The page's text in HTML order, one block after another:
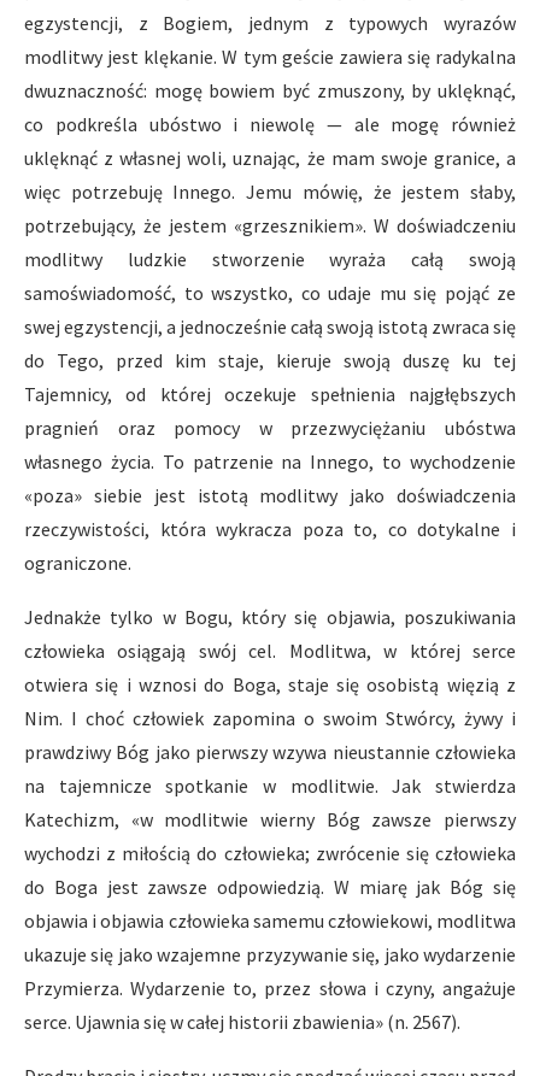
egzystencji, z Bogiem, jednym z typowych wyrazów
modlitwy jest klękanie. W tym geście zawiera się radykalna
dwuznaczność: mogę bowiem być zmuszony, by uklęknąć,
co podkreśla ubóstwo i niewolę — ale mogę również
uklęknąć z własnej woli, uznając, że mam swoje granice, a
więc potrzebuję Innego. Jemu mówię, że jestem słaby,
potrzebujący, że jestem «grzesznikiem». W doświadczeniu
modlitwy ludzkie stworzenie wyraża całą swoją
samoświadomość, to wszystko, co udaje mu się pojąć ze
swej egzystencji, a jednocześnie całą swoją istotą zwraca się
do Tego, przed kim staje, kieruje swoją duszę ku tej
Tajemnicy, od której oczekuje spełnienia najgłębszych
pragnień oraz pomocy w przezwyciężaniu ubóstwa
własnego życia. To patrzenie na Innego, to wychodzenie
«poza» siebie jest istotą modlitwy jako doświadczenia
rzeczywistości, która wykracza poza to, co dotykalne i
ograniczone.
Jednakże tylko w Bogu, który się objawia, poszukiwania
człowieka osiągają swój cel. Modlitwa, w której serce
otwiera się i wznosi do Boga, staje się osobistą więzią z
Nim. I choć człowiek zapomina o swoim Stwórcy, żywy i
prawdziwy Bóg jako pierwszy wzywa nieustannie człowieka
na tajemnicze spotkanie w modlitwie. Jak stwierdza
Katechizm, «w modlitwie wierny Bóg zawsze pierwszy
wychodzi z miłością do człowieka; zwrócenie się człowieka
do Boga jest zawsze odpowiedzią. W miarę jak Bóg się
objawia i objawia człowieka samemu człowiekowi, modlitwa
ukazuje się jako wzajemne przyzywanie się, jako wydarzenie
Przymierza. Wydarzenie to, przez słowa i czyny, angażuje
serce. Ujawnia się w całej historii zbawienia» (n. 2567).